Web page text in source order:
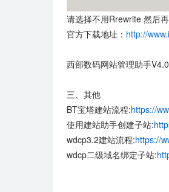
请选择不用Rrewrite 然后
官方下载地址： http://
西部数码网站管理助手
三、其他
BT宝塔建站流程:https://
使用建站助手创建子站:
wdcp3.2建站流程:https://
wdcp二级域名绑定子站: